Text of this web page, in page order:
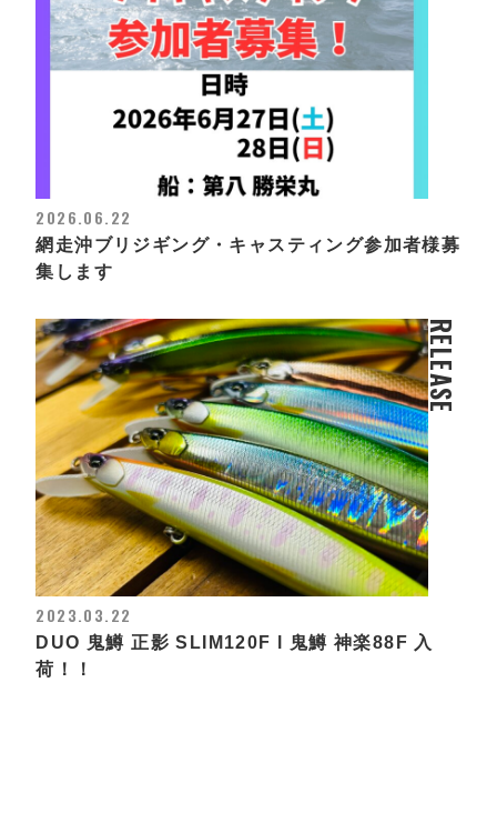
2026.06.22
網走沖ブリジギング・キャスティング参加者様募
集します
RELEASE
2023.03.22
DUO 鬼鱒 正影 SLIM120F l 鬼鱒 神楽88F 入
荷！！